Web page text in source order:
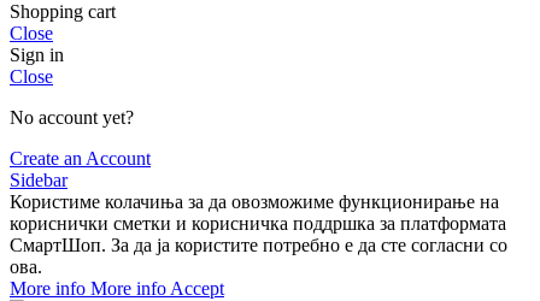
Shopping cart
Close
Sign in
Close
No account yet?
Create an Account
Sidebar
Користиме колачиња за да овозможиме функционирање на
кориснички сметки и корисничка поддршка за платформата
СмартШоп. За да ја користите потребно е да сте согласни со
ова.
More info More info Accept